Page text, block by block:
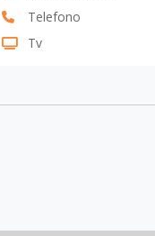
Telefono
Tv